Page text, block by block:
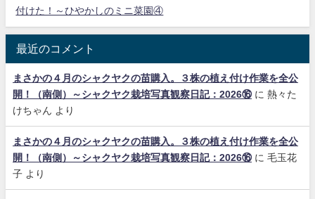
付けた！～ひやかしのミニ菜園④
最近のコメント
まさかの４月のシャクヤクの苗購入。３株の植え付け作業を全公
開！（南側）～シャクヤク栽培写真観察日記：2026⑯に 熱々た
けちゃん より
まさかの４月のシャクヤクの苗購入。３株の植え付け作業を全公
開！（南側）～シャクヤク栽培写真観察日記：2026⑯に 毛玉花
子 より